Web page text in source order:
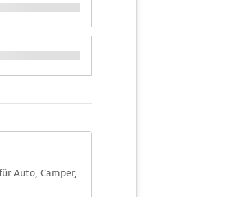
Auto, Camper,